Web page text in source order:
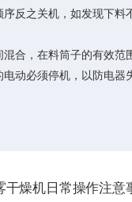
之关机，如发现下料
，在料筒子的有效范
必须停机，以防电器
干燥机日常操作注意